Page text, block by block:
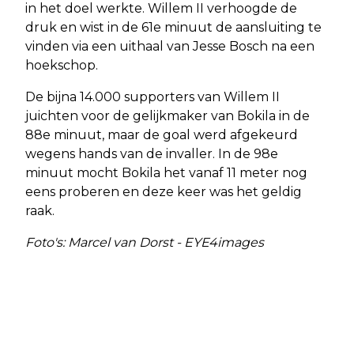
in het doel werkte. Willem II verhoogde de
druk en wist in de 61e minuut de aansluiting te
vinden via een uithaal van Jesse Bosch na een
hoekschop.
De bijna 14.000 supporters van Willem II
juichten voor de gelijkmaker van Bokila in de
88e minuut, maar de goal werd afgekeurd
wegens hands van de invaller. In de 98e
minuut mocht Bokila het vanaf 11 meter nog
eens proberen en deze keer was het geldig
raak.
Foto's: Marcel van Dorst - EYE4images